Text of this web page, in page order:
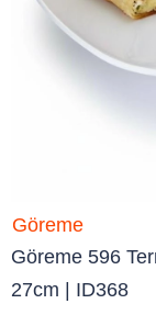
Göreme 596
27cm | ID368
Göreme